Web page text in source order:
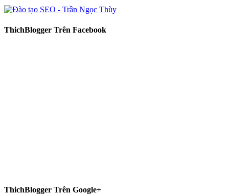
ThichBlogger Trên Facebook
ThichBlogger Trên Google+